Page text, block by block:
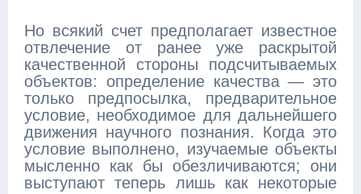
Но всякий счет предполагает известное
отвлечение от ранее уже раскрытой
качественной стороны подсчитываемых
объектов: определение качества — это
только предпосылка, предварительное
условие, необходимое для дальнейшего
движения научного познания. Когда это
условие выполнено, изучаемые объекты
мысленно как бы обезличиваются; они
выступают теперь лишь как некоторые